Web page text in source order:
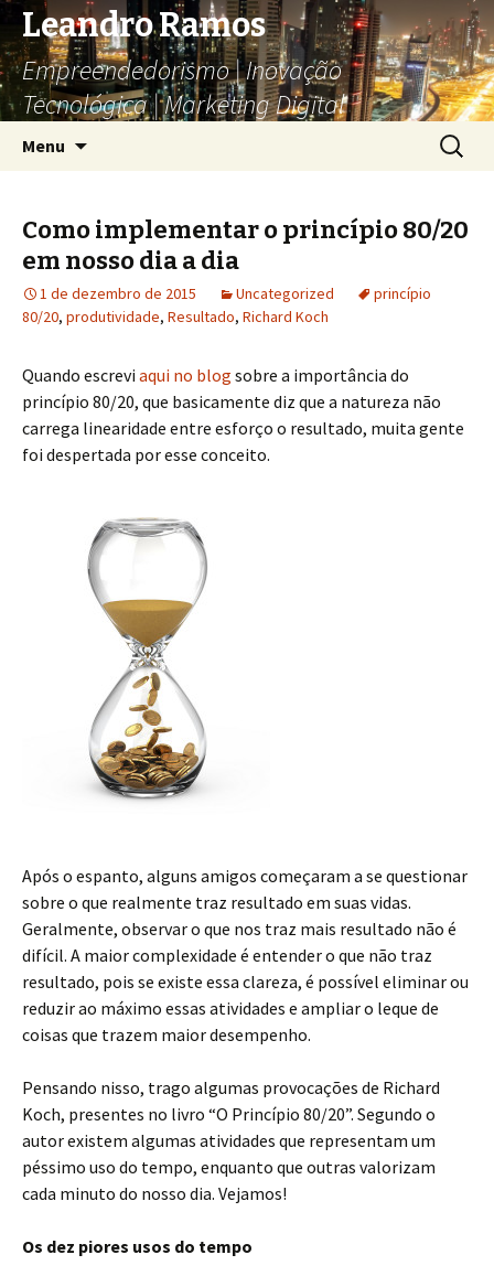
Leandro Ramos
Empreendedorismo | Inovação
Tecnológica | Marketing Digital
Menu
por:
Como implementar o princípio 80/20
em nosso dia a dia
1 de dezembro de 2015 Uncategorized
princípio
80/20, produtividade, Resultado, Richard Koch
Quando escrevi aqui no blog sobre a importância do
princípio 80/20, que basicamente diz que a natureza não
carrega linearidade entre esforço o resultado, muita gente
foi despertada por esse conceito.
Após o espanto, alguns amigos começaram a se questionar
sobre o que realmente traz resultado em suas vidas.
Geralmente, observar o que nos traz mais resultado não é
difícil. A maior complexidade é entender o que não traz
resultado, pois se existe essa clareza, é possível eliminar ou
reduzir ao máximo essas atividades e ampliar o leque de
coisas que trazem maior desempenho.
Pensando nisso, trago algumas provocações de Richard
Koch, presentes no livro “O Princípio 80/20”. Segundo o
autor existem algumas atividades que representam um
péssimo uso do tempo, enquanto que outras valorizam
cada minuto do nosso dia. Vejamos!
Os dez piores usos do tempo